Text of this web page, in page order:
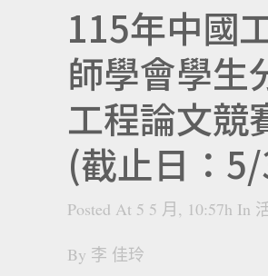
115年中國
師學會學生
工程論文競
(截止日：
Posted At 5 5 月, 10:57h In
By 李 佳玲